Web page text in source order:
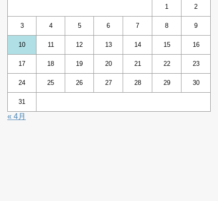
1 2
3 4 5 6 7 8 9
10 11 12 13 14 15 16
17 18 19 20 21 22 23
24 25 26 27 28 29 30
31
« 4月